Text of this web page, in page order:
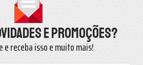
e promoções?
e receba isso e muito mais!